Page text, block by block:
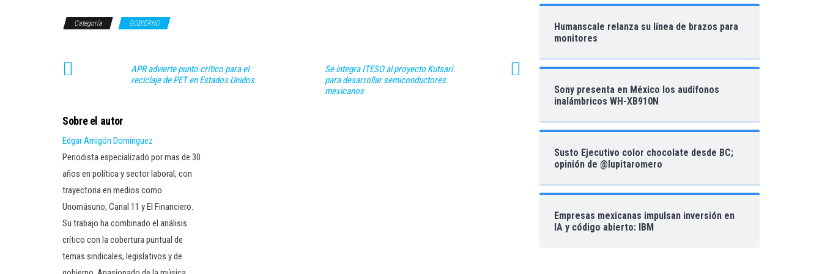
Categoría GOBIERNO
APR advierte punto crítico para el
reciclaje de PET en Estados Unidos
Se integra ITESO al proyecto Kutsari
para desarrollar semiconductores
mexicanos
Sobre el autor
Edgar Amigón Dominguez
Periodista especializado por mas de 30
años en política y sector laboral, con
trayectoria en medios como
Unomásuno, Canal 11 y El Financiero.
Su trabajo ha combinado el análisis
crítico con la cobertura puntual de
temas sindicales, legislativos y de
Humanscale relanza su línea de brazos para
monitores
Sony presenta en México los audífonos
inalámbricos WH-XB910N
Susto Ejecutivo color chocolate desde BC;
opinión de @lupitaromero
Empresas mexicanas impulsan inversión en
IA y código abierto: IBM